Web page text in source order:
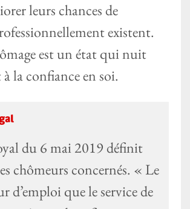
leurs chances de
existent.
est un état qui nuit
la confiance en soi.
du 6 mai 2019 définit
chômeurs concernés. « Le
d’emploi que le service de